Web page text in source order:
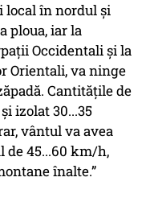
local în nordul și
ploua, iar la
Occidentali și la
Orientali, va ninge
Cantitățile de
izolat 30...35
vântul va avea
de 45...60 km/h,
înalte.”